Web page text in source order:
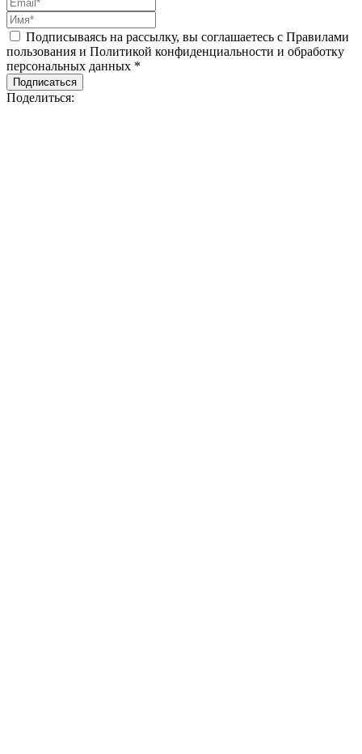
Подписываясь на рассылку, вы соглашаетесь с Правилами
пользования и Политикой конфиденциальности и обработку
персональных данных *
Подписаться
Поделиться: